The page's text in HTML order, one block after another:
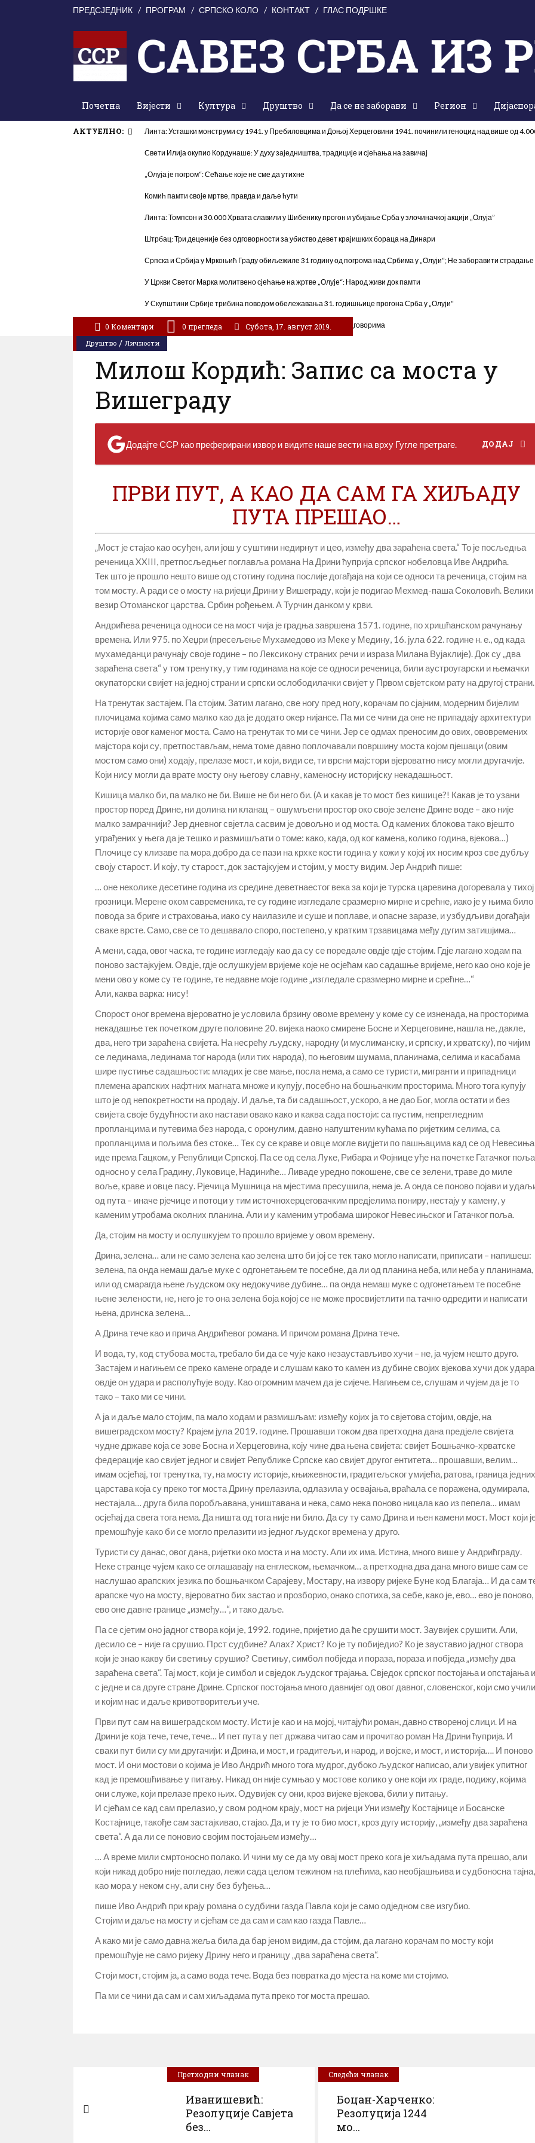
ПРЕДСЈЕДНИК ПРОГРАМ СРПСКО КОЛО КОНТАКТ ГЛАС ПОДРШКЕ
Почетна Вијести Култура Друштво Да се не заборави Регион
АКТУЕЛНО: Линта: Усташки монструми су 1941. у Пребиловцима и Доњој Херцеговини 1941. починили геноцид над више од
Свети Илија окупио Кордунаше: У духу заједништва, традиције и сјећања на завичај
„Олуја је погром“: Сећање које не сме да утихне
Комић памти своје мртве, правда и даље ћути
Линта: Томпсон и 30.000 Хрвата славили у Шибенику прогон и убијање Срба у злочиначкој акцији „Олуја”
Штрбац: Три деценије без одговорности за убиство девет крајишких бораца на Динари
Српска и Србија у Мркоњић Граду обиљежиле 31 годину од погрома над Србима у „Олуји“; Не заборавити страдање
У Цркви Светог Марка молитвено сјећање на жртве „Олује“: Народ живи док памти
У Скупштини Србије трибина поводом обележавања 31. годишњице прогона Срба у „Олуји“
Породице несталих и погинулих у „Олуји“ и даље трагају за одговорима
Друштво / Личности
0 Коментари 0 прегледа Субота, 17. август 2019.
Милош Кордић: Запис са моста у
Вишеграду
Додајте ССР као преферирани извор и видите наше вести на врху Гугле претраге. ДОДАЈ
ПРВИ ПУТ, А КАО ДА САМ ГА ХИЉАДУ
ПУТА ПРЕШАО…
„Мост је стајао као осуђен, али још у суштини недирнут и цео, између два зараћена света.“ То је посљедња
реченица XXIII, претпосљедњег поглавља романа На Дрини ћуприја српског нобеловца Иве Андрића.
Тек што је прошло нешто више од стотину година послије догађаја на који се односи та реченица, стојим на
том мосту. А ради се о мосту на ријеци Дрини у Вишеграду, који је подигао Мехмед-паша Соколовић. Велики
везир Отоманског царства. Србин рођењем. А Турчин данком у крви.
Андрићева реченица односи се на мост чија је градња завршена 1571. године, по хришћанском рачунању
времена. Или 975. по Хеџри (пресељење Мухамедово из Меке у Медину, 16. јула 622. године н. е., од када
мухамеданци рачунају своје године – по Лексикону страних речи и израза Милана Вујаклије). Док су „два
зараћена света“ у том тренутку, у тим годинама на које се односи реченица, били аустроугарски и њемачки
окупаторски свијет на једној страни и српски ослободилачки свијет у Првом свјетском рату на другој страни.
На тренутак застајем. Па стојим. Затим лагано, све ногу пред ногу, корачам по сјајним, модерним бијелим
плочицама којима само малко као да је додато окер нијансе. Па ми се чини да оне не припадају архитектури
историје овог каменог моста. Само на тренутак то ми се чини. Јер се одмах преносим до ових, ововремених
мајстора који су, претпостављам, нема томе давно поплочавали површину моста којом пјешаци (овим
мостом само они) ходају, прелазе мост, и који, види се, ти врсни мајстори вјероватно нису могли другачије.
Који нису могли да врате мосту ону његову славну, каменосну историјску некадашњост.
Кишица малко би, па малко не би. Више не би него би. (А и какав је то мост без кишице?! Какав је то узани
простор поред Дрине, ни долина ни кланац – ошумљени простор око своје зелене Дрине воде – ако није
малко замрачнији? Јер дневног свјетла сасвим је довољно и од моста. Од камених блокова тако вјешто
уграђених у њега да је тешко и размишљати о томе: како, када, од ког камена, колико година, вјекова…)
Плочице су клизаве па мора добро да се пази на крхке кости година у кожи у којој их носим кроз све дубљу
своју старост. И коју, ту старост, док застајкујем и стојим, у мосту видим. Јер Андрић пише:
… оне неколике десетине година из средине деветнаестог века за који је турска царевина догоревала у тихој
грозници. Мерене оком савременика, те су године изгледале сразмерно мирне и срећне, иако је у њима било
повода за бриге и страховања, иако су наилазиле и суше и поплаве, и опасне заразе, и узбудљиви догађаји
сваке врсте. Само, све се то дешавало споро, постепено, у кратким трзавицама међу дугим затишјима…
А мени, сада, овог часка, те године изгледају као да су се поредале овдје гдје стојим. Гдје лагано ходам па
поново застајкујем. Овдје, гдје ослушкујем вријеме које не осјећам као садашње вријеме, него као оно које је
мени ово у коме су те године, те недавне моје године „изгледале сразмерно мирне и срећне…“
Али, каква варка: нису!
Спорост оног времена вјероватно је условила брзину овоме времену у коме су се изненада, на просторима
некадашње тек почетком друге половине 20. вијека наоко смирене Босне и Херцеговине, нашла не, дакле,
два, него три зараћена свијета. На несрећу људску, народну (и муслиманску, и српску, и хрватску), по чијим
се лединама, лединама тог народа (или тих народа), по његовим шумама, планинама, селима и касабама
шире пустиње садашњости: младих је све мање, посла нема, а само се туристи, мигранти и припадници
племена арапских нафтних магната множе и купују, посебно на бошњачким просторима. Много тога купују
што је од непокретности на продају. И даље, та би садашњост, ускоро, а не дао Бог, могла остати и без
свијета своје будућности ако настави овако како и каква сада постоји: са пустим, непрегледним
пропланцима и путевима без народа, с оронулим, давно напуштеним кућама по ријетким селима, са
пропланцима и пољима без стоке… Тек су се краве и овце могле видјети по пашњацима кад се од Невесиња
иде према Гацком, у Републици Српској. Па се од села Луке, Рибара и Фојнице уђе на почетке Гатачког
односно у села Градину, Луковице, Надиниће… Ливаде уредно покошене, све се зелени, траве до миле
воље, краве и овце пасу. Рјечица Мушница на мјестима пресушила, нема је. А онда се поново појави и
од пута – иначе рјечице и потоци у тим источнохерцеговачким предјелима пониру, нестају у камену, у
каменим утробама околних планина. Али и у каменим утробама широког Невесињског и Гатачког поља.
Да, стојим на мосту и ослушкујем то прошло вријеме у овом времену.
Дрина, зелена… али не само зелена као зелена што би јој се тек тако могло написати, приписати – напишеш:
зелена, па онда немаш даље муке с одгонетањем те посебне, да ли од планина неба, или неба у планинама,
или од смарагда њене људском оку недокучиве дубине… па онда немаш муке с одгонетањем те посебне
њене зелености, не, него је то она зелена боја којој се не може просвијетлити па тачно одредити и написати
њена, дринска зелена…
А Дрина тече као и прича Андрићевог романа. И причом романа Дрина тече.
И вода, ту, код стубова моста, требало би да се чује како незаустављиво хучи – не, ја чујем нешто друго.
Застајем и нагињем се преко камене ограде и слушам како то камен из дубине својих вјекова хучи док
овдје он удара и располућује воду. Као огромним мачем да је сијече. Нагињем се, слушам и чујем да је то
тако – тако ми се чини.
А ја и даље мало стојим, па мало ходам и размишљам: између којих ја то свјетова стојим, овдје, на
вишеградском мосту? Крајем јула 2019. године. Прошавши током два претходна дана предјеле свијета
чудне државе која се зове Босна и Херцеговина, коју чине два њена свијета: свијет Бошњачко-хрватске
федерације као свијет једног и свијет Републике Српске као свијет другог ентитета… прошавши, велим…
имам осјећај, тог тренутка, ту, на мосту историје, књижевности, градитељског умијећа, ратова, граница једних
царстава која су преко тог моста Дрину прелазила, одлазила у освајања, враћала се поражена, одумирала,
нестајала… друга била поробљавана, уништавана и нека, само нека поново ницала као из пепела… имам
осјећај да свега тога нема. Да ништа од тога није ни било. Да су ту само Дрина и њен камени мост. Мост који
премошћује како би се могло прелазити из једног људског времена у друго.
Туристи су данас, овог дана, ријетки око моста и на мосту. Али их има. Истина, много више у Андрићграду.
Неке странце чујем како се оглашавају на енглеском, њемачком… а претходна два дана много више сам се
наслушао арапских језика по бошњачком Сарајеву, Мостару, на извору ријеке Буне код Благаја… И да сам
арапске чуо на мосту, вјероватно бих застао и прозборио, онако спотиха, за себе, како је, ево… ево је поново,
ево оне давне границе „између…“, и тако даље.
Па се сјетим оно јадног створа који је, 1992. године, пријетио да ће срушити мост. Заувијек срушити. Али,
десило се – није га срушио. Прст судбине? Алах? Христ? Ко је ту побиједио? Ко је зауставио јадног створа
који је знао какву би светињу срушио? Светињу, симбол побједа и пораза, пораза и побједа „између два
зараћена света“. Тај мост, који је симбол и свједок људског трајања. Свједок српског постојања и опстајања и
с једне и са друге стране Дрине. Српског постојања много давнијег од овог давног, словенског, који смо учили
и којим нас и даље кривотворитељи уче.
Први пут сам на вишеградском мосту. Исти је као и на мојој, читајући роман, давно створеној слици. И на
Дрини је која тече, тече, тече… И пет пута у пет држава читао сам и прочитао роман На Дрини ћуприја. И
сваки пут били су ми другачији: и Дрина, и мост, и градитељи, и народ, и војске, и мост, и историја…. И поново
мост. И они мостови о којима је Иво Андрић много тога мудрог, дубоко људског написао, али увијек упитног
кад је премошћивање у питању. Никад он није сумњао у мостове колико у оне који их граде, подижу, којима
они служе, који прелазе преко њих. Одувијек су они, кроз вијеке вјекова, били у питању.
И сјећам се кад сам прелазио, у свом родном крају, мост на ријеци Уни између Костајнице и Босанске
Костајнице, такође сам застајкивао, стајао. Да, и ту је то био мост, кроз дугу историју, „између два зараћена
света“. А да ли се поновио својим постојањем између…
… А време мили смртоносно полако. И чини му се да му овај мост преко кога је хиљадама пута прешао, али
који никад добро није погледао, лежи сада целом тежином на плећима, као необјашњива и судбоносна тајна,
као мора у неком сну, али сну без буђења…
пише Иво Андрић при крају романа о судбини газда Павла који је само одједном све изгубио.
Стојим и даље на мосту и сјећам се да сам и сам као газда Павле…
А како ми је само давна жеља била да бар јеном видим, да стојим, да лагано корачам по мосту који
премошћује не само ријеку Дрину него и границу „два зараћена света“.
Стоји мост, стојим ја, а само вода тече. Вода без повратка до мјеста на коме ми стојимо.
Па ми се чини да сам и сам хиљадама пута преко тог моста прешао.
Претходни чланак
Иванишевић:
Резолуције Савјета
без...
Следећи чланак
Боцан-Харченко:
Резолуција 1244
мо...